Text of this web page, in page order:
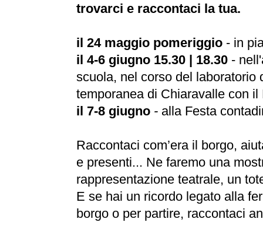
trovarci e raccontaci la tua.
il 24 maggio pomeriggio - in
il 4-6 giugno 15.30 | 18.30 -
scuola, nel corso del laboratorio
temporanea di Chiaravalle con
il 7-8 giugno - alla Festa
Raccontaci com’era il borgo,
e presenti... Ne faremo una
rappresentazione teatrale, un
E se hai un ricordo legato alla
borgo o per partire, raccontaci